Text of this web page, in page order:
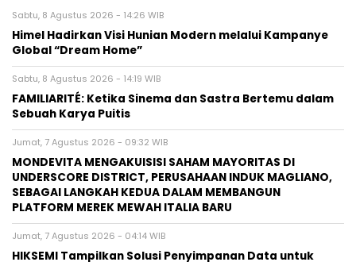
Sabtu, 8 Agustus 2026 - 14:26 WIB
Himel Hadirkan Visi Hunian Modern melalui Kampanye
Global “Dream Home”
Sabtu, 8 Agustus 2026 - 14:19 WIB
FAMILIARITÉ: Ketika Sinema dan Sastra Bertemu dalam
Sebuah Karya Puitis
Jumat, 7 Agustus 2026 - 09:32 WIB
MONDEVITA MENGAKUISISI SAHAM MAYORITAS DI
UNDERSCORE DISTRICT, PERUSAHAAN INDUK MAGLIANO,
SEBAGAI LANGKAH KEDUA DALAM MEMBANGUN
PLATFORM MEREK MEWAH ITALIA BARU
Jumat, 7 Agustus 2026 - 04:14 WIB
HIKSEMI Tampilkan Solusi Penyimpanan Data untuk